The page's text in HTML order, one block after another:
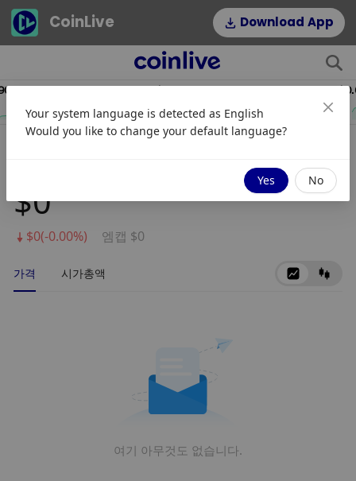
CoinLive Download App
2.64%
1.16%
$0
$0(-0.00%) 엠캡 $0
가격 시가총액
여기 아무것도 없습니다.
Your system language is detected as English
Would you like to change your default language?
Yes No